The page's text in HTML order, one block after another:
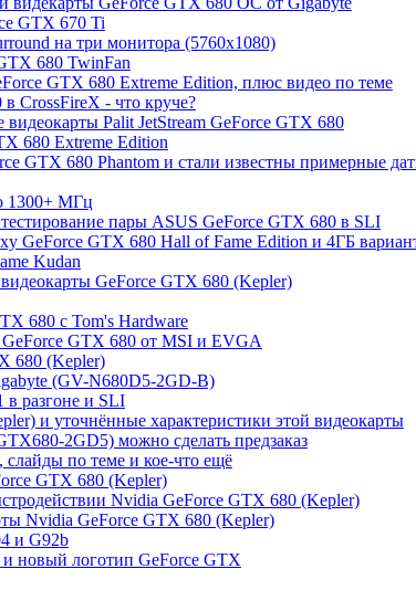
GTX 670 Ti
на три монитора (5760х1080)
680 TwinFan
GTX 680 Extreme Edition, плюс видео по теме
CrossFireX - что круче?
Palit JetStream GeForce GTX 680
680 Extreme Edition
GTX 680 Phantom и стали известны примерные
1300+ МГц
пары ASUS GeForce GTX 680 в SLI
GeForce GTX 680 Hall of Fame Edition и 4ГБ
Kudan
GeForce GTX 680 (Kepler)
680 с Tom's Hardware
GTX 680 от MSI и EVGA
680 (Kepler)
(GV-N680D5-2GD-B)
в разгоне и SLI
и уточнённые характеристики этой видеокарты
2GD5) можно сделать предзаказ
слайды по теме и кое-что ещё
GTX 680 (Kepler)
Nvidia GeForce GTX 680 (Kepler)
Nvidia GeForce GTX 680 (Kepler)
и G92b
новый логотип GeForce GTX